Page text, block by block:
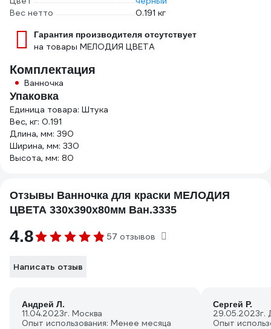
Вес нетто
0.191 кг
Гарантия производителя отсутствует
на товары МЕЛОДИЯ ЦВЕТА
Комплектация
Ванночка
Упаковка
Единица товара: Штука
Вес, кг: 0.191
Длина, мм: 390
Ширина, мм: 330
Высота, мм: 80
Отзывы Ванночка для краски МЕЛОДИЯ
ЦВЕТА 330х390х80мм Ван.3335
4.8 57 отзывов
Написать отзыв
Андрей Л.
11.04.2023г. Москва
Опыт использования: Менее месяца
Сергей Р.
29.05.2023г.
Опыт